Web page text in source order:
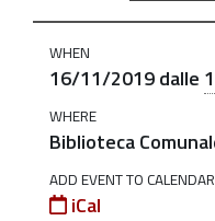
2019-
11-
16T10:00:00+01:00
2019-
11-
WHEN
16/11/2019dalle
WHERE
Biblioteca
ADD EVENT TO CALENDAR
iCal